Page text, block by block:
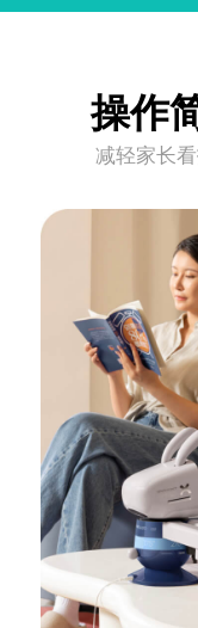
操作
减轻家长